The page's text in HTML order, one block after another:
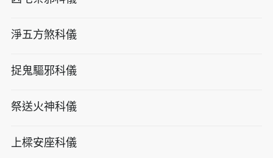
淨五方煞科儀
捉鬼驅邪科儀
祭送火神科儀
上樑安座科儀